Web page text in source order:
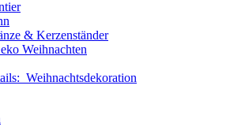
& Kerzenständer
Weihnachten
Weihnachtsdekoration